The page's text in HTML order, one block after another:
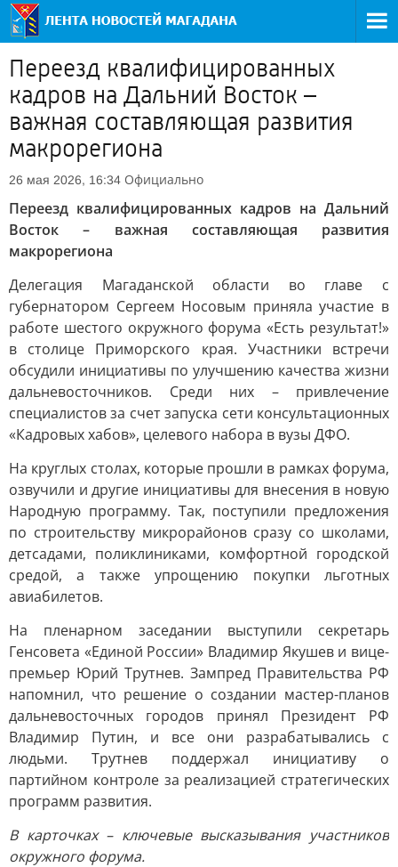
Переезд квалифицированных
кадров на Дальний Восток –
важная составляющая развития
макрорегиона
26 мая 2026, 16:34 Официально
Переезд квалифицированных кадров на Дальний
Восток – важная составляющая развития
макрорегиона
Делегация Магаданской области во главе с
губернатором Сергеем Носовым приняла участие в
работе шестого окружного форума «Есть результат!»
в столице Приморского края. Участники встречи
обсудили инициативы по улучшению качества жизни
дальневосточников. Среди них – привлечение
специалистов за счет запуска сети консультационных
«Кадровых хабов», целевого набора в вузы ДФО.
На круглых столах, которые прошли в рамках форума,
озвучили и другие инициативы для внесения в новую
Народную программу. Так, поступили предложения
по строительству микрорайонов сразу со школами,
детсадами, поликлиниками, комфортной городской
средой, а также упрощению покупки льготных
авиабилетов.
На пленарном заседании выступили секретарь
Генсовета «Единой России» Владимир Якушев и вице-
премьер Юрий Трутнев. Зампред Правительства РФ
напомнил, что решение о создании мастер-планов
дальневосточных городов принял Президент РФ
Владимир Путин, и все они разрабатывались с
людьми. Трутнев поддержал инициативу о
партийном контроле за реализацией стратегических
программ развития.
В карточках – ключевые высказывания участников
окружного форума.